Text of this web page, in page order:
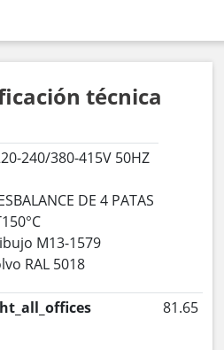
técnica
240/380-415V 50HZ
DE 4 PATAS
M13-1579
RAL 5018
81.65